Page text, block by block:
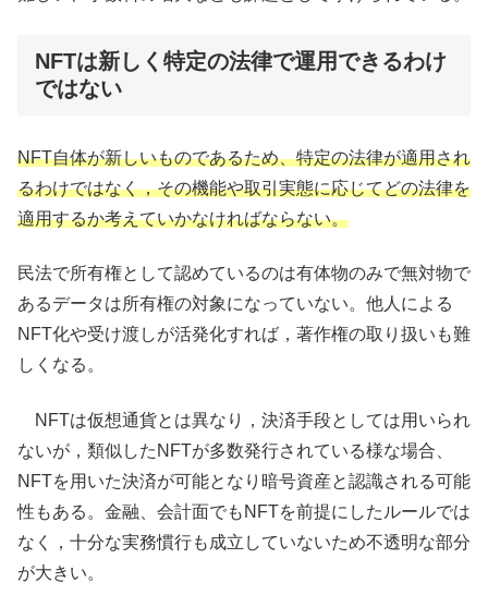
NFTは新しく特定の法律で運用できるわけ
ではない
NFT自体が新しいものであるため、特定の法律が適用され
るわけではなく，その機能や取引実態に応じてどの法律を
適用するか考えていかなければならない。
民法で所有権として認めているのは有体物のみで無対物で
あるデータは所有権の対象になっていない。他人による
NFT化や受け渡しが活発化すれば，著作権の取り扱いも難
しくなる。
NFTは仮想通貨とは異なり，決済手段としては用いられ
ないが，類似したNFTが多数発行されている様な場合、
NFTを用いた決済が可能となり暗号資産と認識される可能
性もある。金融、会計面でもNFTを前提にしたルールでは
なく，十分な実務慣行も成立していないため不透明な部分
が大きい。